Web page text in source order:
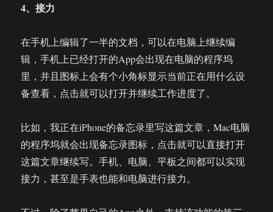
4、接力
在手机上编辑了一半的文档，可以在电脑上继续编
辑，手机上已经打开的App会出现在电脑的程序坞
里，并且图标上会有个小角标显示当前正在用什么设
备查看，点击就可以打开并继续工作进度了。
比如，我正在iPhone的备忘录里写这篇文章，Mac电脑
的程序坞就会出现备忘录图标，点击就可以直接打开
这篇文章继续写。手机、电脑、平板之间都可以实现
接力，甚至是手表也能和电脑进行接力。